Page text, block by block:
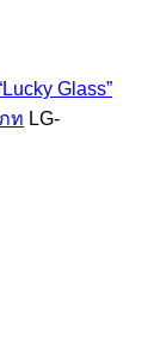
Glass”
ท LG-